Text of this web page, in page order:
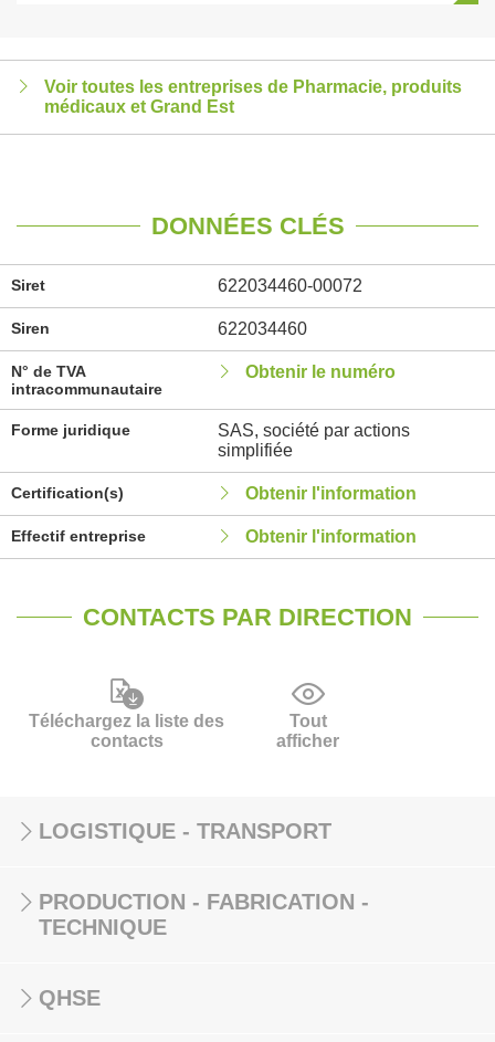
Voir toutes les entreprises de Pharmacie, produits
médicaux et Grand Est
DONNÉES CLÉS
Siret 622034460-00072
Siren 622034460
N° de TVA
intracommunautaire
Obtenir le numéro
Forme juridique
SAS, société par actions
simplifiée
Certification(s) Obtenir l'information
Effectif entreprise Obtenir l'information
CONTACTS PAR DIRECTION
Téléchargez la liste des
contacts
Tout
afficher
LOGISTIQUE - TRANSPORT
PRODUCTION - FABRICATION -
TECHNIQUE
QHSE